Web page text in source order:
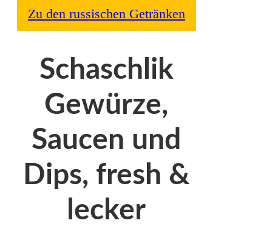
Zu den russischen Getränken
Schaschlik
Gewürze,
Saucen und
Dips, fresh &
lecker